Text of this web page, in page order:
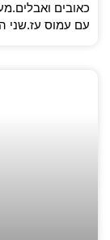
כאובים
עם עמוס עז.שני